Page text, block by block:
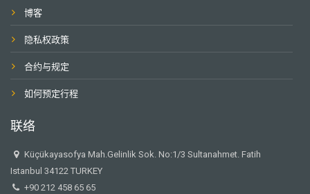
博客
隐私权政策
合约与规定
如何预定行程
联络
Küçükayasofya Mah.Gelinlik Sok. No:1/3 Sultanahmet. Fatih
Istanbul 34122 TURKEY
+90 212 458 65 65